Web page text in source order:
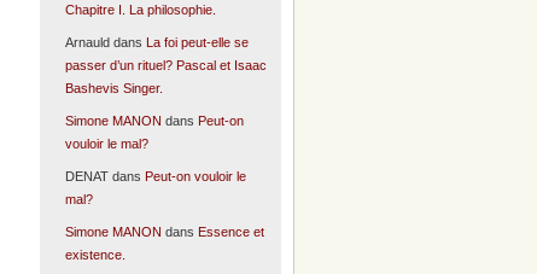
Chapitre I. La philosophie.
Arnaulddans La foi peut-elle se
passer d’un rituel? Pascal et Isaac
Bashevis Singer.
Simone MANON dans Peut-on
vouloir le mal?
DENATdans Peut-on vouloir le
mal?
Simone MANON dans Essence et
existence.